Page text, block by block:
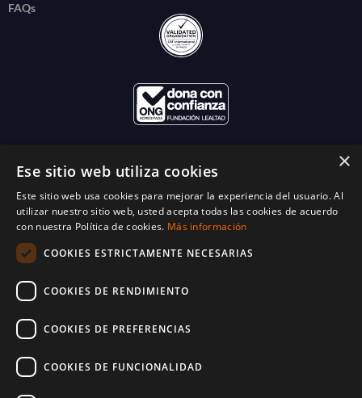
FAQs
×
Ese sitio web utiliza cookies
Este sitio web usa cookies para mejorar la experiencia del usuario. Al
utilizar nuestro sitio web, usted acepta todas las cookies de acuerdo
con nuestra Política de cookies. Más información
COOKIES ESTRICTAMENTE NECESARIAS
COOKIES DE RENDIMIENTO
COOKIES DE PREFERENCIAS
COOKIES DE FUNCIONALIDAD